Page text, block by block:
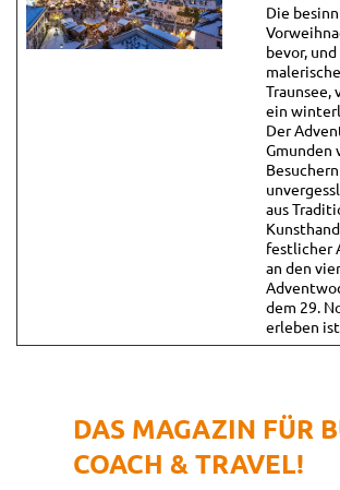
Die
bevor,
Traunsee,
ein
Der
Gmunden
aus
festlicher
an den vier
dem 29.
erleben ist.
DAS MAGAZIN FÜR
COACH & TRAVEL!